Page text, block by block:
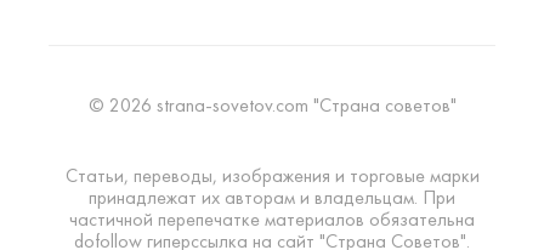
© 2026 strana-sovetov.com "Страна советов"
Статьи, переводы, изображения и торговые марки
принадлежат их авторам и владельцам. При
частичной перепечатке материалов обязательна
dofollow гиперссылка на сайт "Страна Советов".